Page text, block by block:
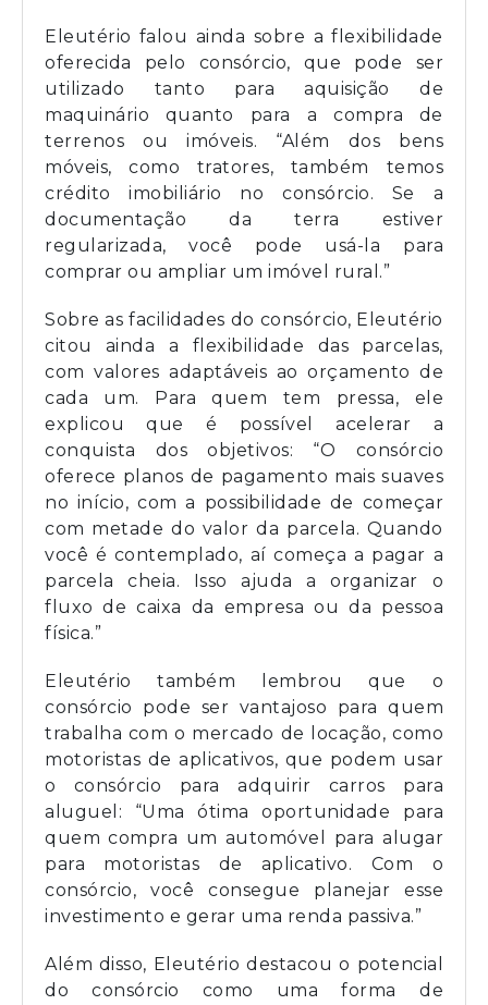
Eleutério falou ainda sobre a flexibilidade
oferecida pelo consórcio, que pode ser
utilizado tanto para aquisição de
maquinário quanto para a compra de
terrenos ou imóveis. “Além dos bens
móveis, como tratores, também temos
crédito imobiliário no consórcio. Se a
documentação da terra estiver
regularizada, você pode usá-la para
comprar ou ampliar um imóvel rural.”
Sobre as facilidades do consórcio, Eleutério
citou ainda a flexibilidade das parcelas,
com valores adaptáveis ao orçamento de
cada um. Para quem tem pressa, ele
explicou que é possível acelerar a
conquista dos objetivos: “O consórcio
oferece planos de pagamento mais suaves
no início, com a possibilidade de começar
com metade do valor da parcela. Quando
você é contemplado, aí começa a pagar a
parcela cheia. Isso ajuda a organizar o
fluxo de caixa da empresa ou da pessoa
física.”
Eleutério também lembrou que o
consórcio pode ser vantajoso para quem
trabalha com o mercado de locação, como
motoristas de aplicativos, que podem usar
o consórcio para adquirir carros para
aluguel: “Uma ótima oportunidade para
quem compra um automóvel para alugar
para motoristas de aplicativo. Com o
consórcio, você consegue planejar esse
investimento e gerar uma renda passiva.”
Além disso, Eleutério destacou o potencial
do consórcio como uma forma de